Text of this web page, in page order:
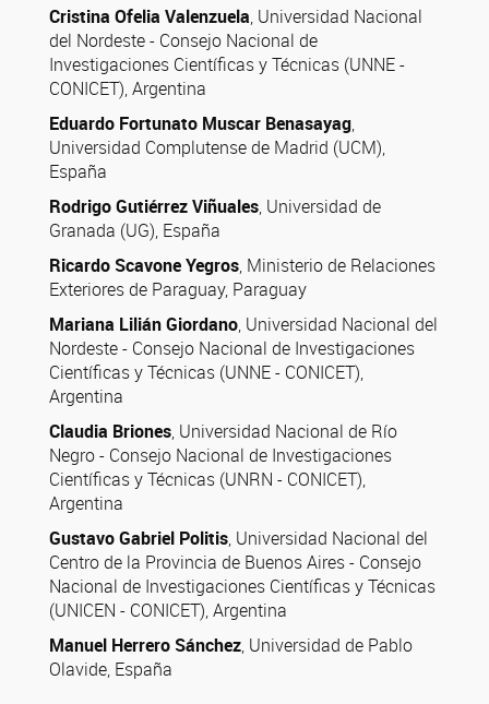
Cristina Ofelia Valenzuela, Universidad Nacional
del Nordeste - Consejo Nacional de
Investigaciones Científicas y Técnicas (UNNE -
CONICET), Argentina
Eduardo Fortunato Muscar Benasayag,
Universidad Complutense de Madrid (UCM),
España
Rodrigo Gutiérrez Viñuales, Universidad de
Granada (UG), España
Ricardo Scavone Yegros, Ministerio de Relaciones
Exteriores de Paraguay, Paraguay
Mariana Lilián Giordano, Universidad Nacional del
Nordeste - Consejo Nacional de Investigaciones
Científicas y Técnicas (UNNE - CONICET),
Argentina
Claudia Briones, Universidad Nacional de Río
Negro - Consejo Nacional de Investigaciones
Científicas y Técnicas (UNRN - CONICET),
Argentina
Gustavo Gabriel Politis, Universidad Nacional del
Centro de la Provincia de Buenos Aires - Consejo
Nacional de Investigaciones Científicas y Técnicas
(UNICEN - CONICET), Argentina
Manuel Herrero Sánchez, Universidad de Pablo
Olavide, España